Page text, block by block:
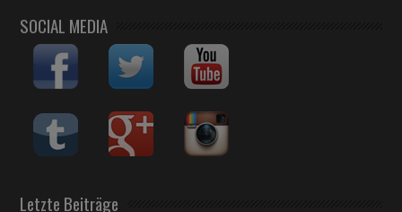
SOCIAL MEDIA
Letzte Beiträge